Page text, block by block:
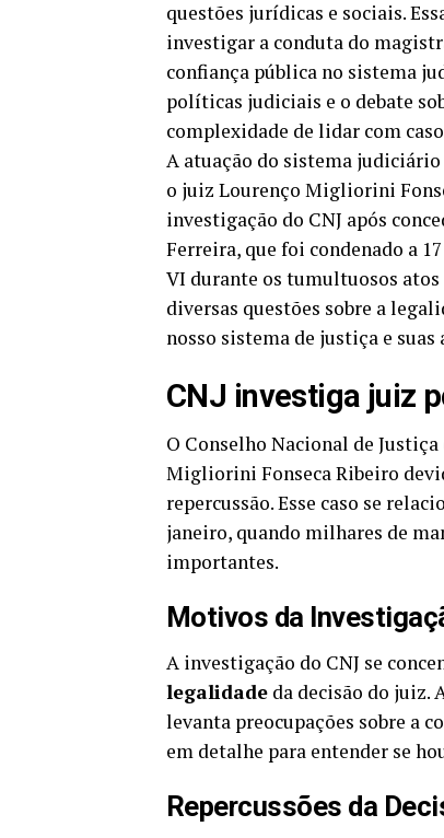
questões jurídicas e sociais.
investigar a conduta do
confiança pública no sistema
políticas judiciais e o debate
complexidade de lidar com
A atuação do sistema judiciário
o juiz Lourenço Migliorini
investigação do CNJ após
Ferreira, que foi condenado a
VI durante os tumultuosos atos
diversas questões sobre a
nosso sistema de justiça e suas
CNJ investiga juiz
O Conselho Nacional de
Migliorini Fonseca Ribeiro
repercussão. Esse caso se
janeiro, quando milhares de
importantes.
Motivos da
A investigação do CNJ se
legalidade da decisão do juiz.
levanta preocupações sobre a
em detalhe para entender se
Repercussões da